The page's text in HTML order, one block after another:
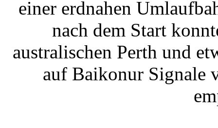
einer erdnahen
nach dem Start
australischen Perth und
auf Baikonur Signale